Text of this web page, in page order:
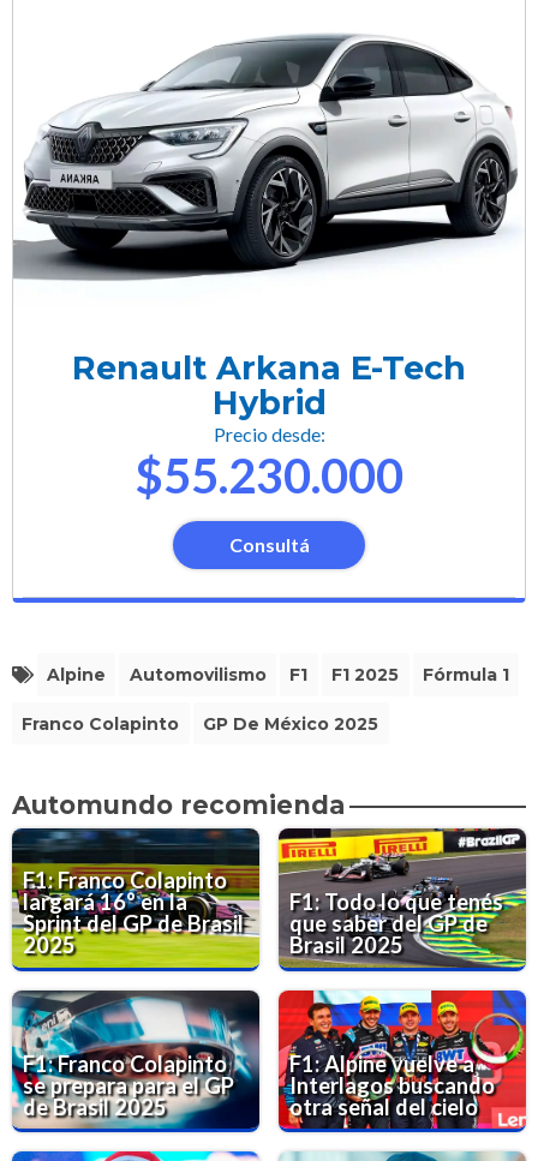
Renault Arkana E-Tech
Hybrid
Precio desde:
$55.230.000
Consultá
Alpine Automovilismo F1 F1 2025 Fórmula 1
Franco Colapinto GP De México 2025
Automundo recomienda
F1: Franco Colapinto
largará 16° en la
Sprint del GP de Brasil
2025
F1: Todo lo que tenés
que saber del GP de
Brasil 2025
F1: Franco Colapinto
se prepara para el GP
de Brasil 2025
F1: Alpine vuelve a
Interlagos buscando
otra señal del cielo